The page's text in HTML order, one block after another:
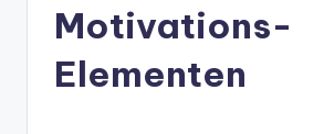
A
Motivations-
Elementen